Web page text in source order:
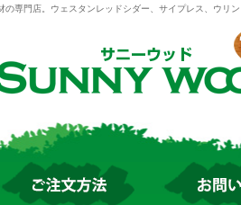
の専門店。ウェスタンレッドシダー、サイプレス、ウリ